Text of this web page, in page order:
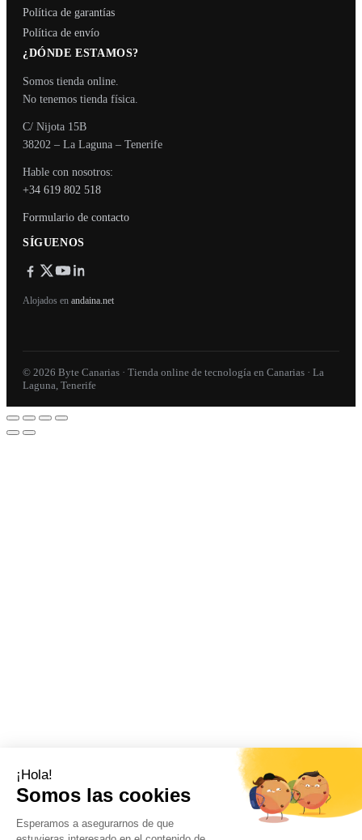
Política de garantías
Política de envío
¿DÓNDE ESTAMOS?
Somos tienda online.
No tenemos tienda física.
C/ Nijota 15B
38202 – La Laguna – Tenerife
Hable con nosotros:
+34 619 802 518
Formulario de contacto
SÍGUENOS
Alojados en andaina.net
© 2026 Byte Canarias · Tienda online de tecnología en Canarias · La
Laguna, Tenerife